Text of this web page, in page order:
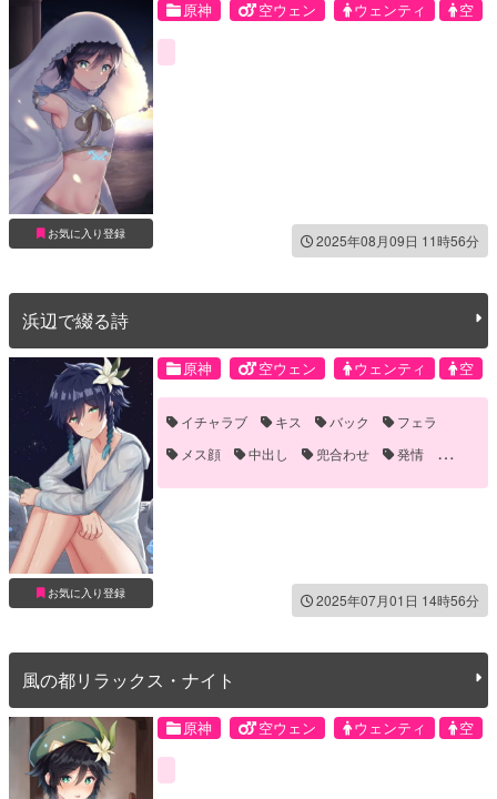
お気に入り登録
原神 空ウェン ウェンティ 空
2025年08月09日 11時56分
浜辺で綴る詩
お気に入り登録
原神 空ウェン ウェンティ 空
イチャラブ キス バック
フェラ
メス顔
中出し 兜合わせ
発情
雌イキ
騎乗位
2025年07月01日 14時56分
風の都リラックス・ナイト
原神 空ウェン ウェンティ 空